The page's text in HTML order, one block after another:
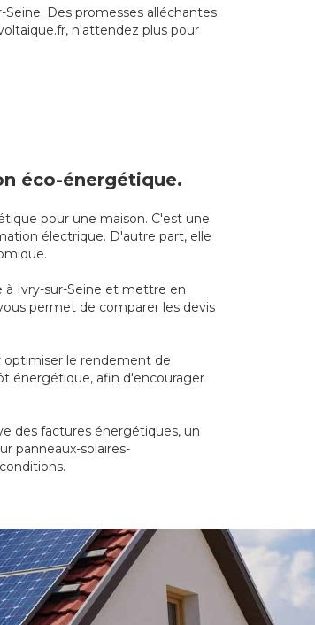
Des promesses alléchantes
n'attendez plus pour
éco-énergétique.
pour une maison. C'est une
électrique. D'autre part, elle
à Ivry-sur-Seine et mettre en
permet de comparer les devis
optimiser le rendement de
énergétique, afin d'encourager
des factures énergétiques, un
panneaux-solaires-